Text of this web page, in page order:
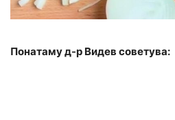
Понатаму д-р Видев советува: